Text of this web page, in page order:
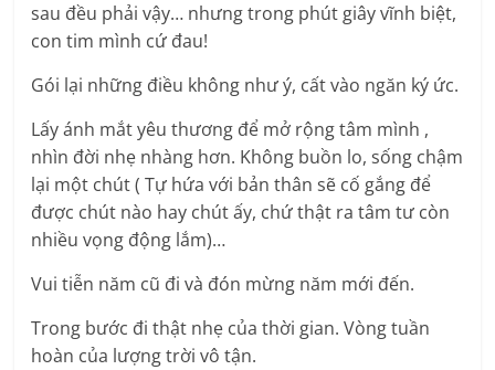
sau đều phải vậy… nhưng trong phút giây vĩnh biệt,
con tim mình cứ đau!
Gói lại những điều không như ý, cất vào ngăn ký ức.
Lấy ánh mắt yêu thương để mở rộng tâm mình ,
nhìn đời nhẹ nhàng hơn. Không buồn lo, sống chậm
lại một chút ( Tự hứa với bản thân sẽ cố gắng để
được chút nào hay chút ấy, chứ thật ra tâm tư còn
nhiều vọng động lắm)…
Vui tiễn năm cũ đi và đón mừng năm mới đến.
Trong bước đi thật nhẹ của thời gian. Vòng tuần
hoàn của lượng trời vô tận.